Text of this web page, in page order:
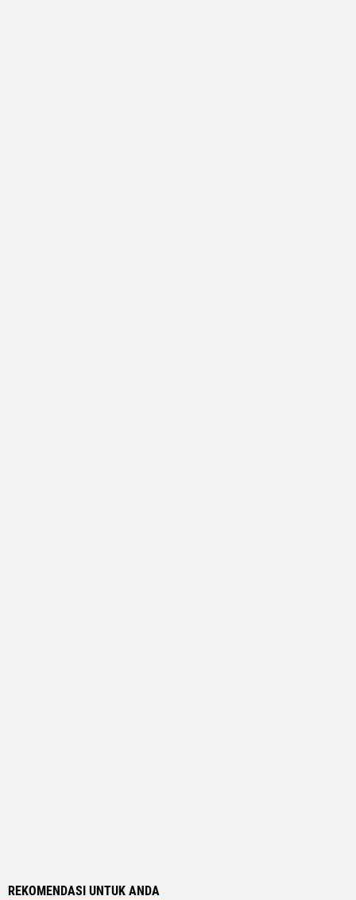
REKOMENDASI UNTUK ANDA